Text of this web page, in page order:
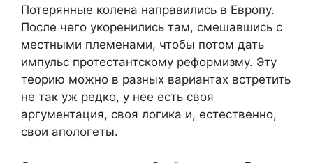
Потерянные колена направились в Европу.
После чего укоренились там, смешавшись с
местными племенами, чтобы потом дать
импульс протестантскому реформизму. Эту
теорию можно в разных вариантах встретить
не так уж редко, у нее есть своя
аргументация, своя логика и, естественно,
свои апологеты.